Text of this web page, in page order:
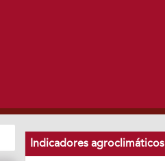
Indicadores agroclimáticos